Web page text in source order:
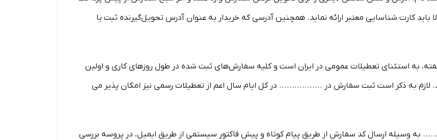
کارت شناسایی معتبر ارائه نماید. همچنین آدرسی که خریدار به عنوان آدرس تحویل‌گیرنده ثبت یا
هفته، به استثنای تعطیلات عمومی در ایران است و کلیه سفارش‏‌های ثبت شده در طول روزهای کاری و اولین
لازم به ذکر است ثبت سفارش در ................. در کل ایام سال اعم از تعطیلات رسمی نیز امکان پذیر می
به وسیله ارسال کد سفارش از طریق پیام کوتاه و پیش فاکتور سیستمی از طریق ایمیل، در پروسه بررسی